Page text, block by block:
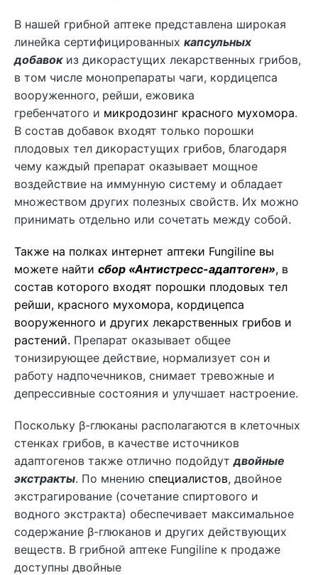
В нашей грибной аптеке представлена широкая
линейка сертифицированных капсульных
добавокиз дикорастущих лекарственных грибов,
в том числе монопрепараты чаги, кордицепса
вооруженного, рейши, ежовика
гребенчатого и микродозинг красного мухомора.
В состав добавок входят только порошки
плодовых тел дикорастущих грибов, благодаря
чему каждый препарат оказывает мощное
воздействие на иммунную систему и обладает
множеством других полезных свойств. Их можно
принимать отдельно или сочетать между собой.
Также на полках интернет аптеки Fungiline вы
можете найти сбор «Антистресс-адаптоген», в
состав которого входят порошки плодовых тел
рейши, красного мухомора, кордицепса
вооруженного и других лекарственных грибов и
растений. Препарат оказывает общее
тонизирующее действие, нормализует сон и
работу надпочечников, снимает тревожные и
депрессивные состояния и улучшает настроение.
Поскольку β-глюканы располагаются в клеточных
стенках грибов, в качестве источников
адаптогенов также отлично подойдутдвойные
экстракты. По мнению специалистов, двойное
экстрагирование (сочетание спиртового и
водного экстракта) обеспечивает максимальное
содержание β-глюканов и других действующих
веществ. В грибной аптеке Fungiline к продаже
доступны двойные